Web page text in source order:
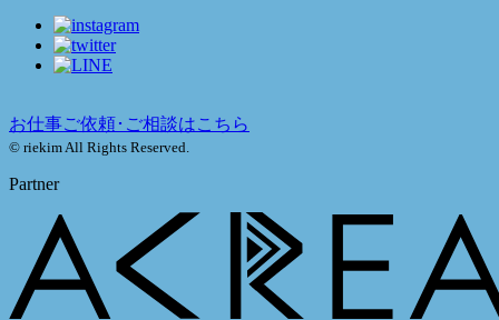
お仕事ご依頼･ご相談はこちら
© riekim All Rights Reserved.
Partner